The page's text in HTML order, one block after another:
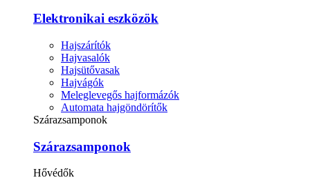
Elektronikai eszközök
Hajszárítók
Hajvasalók
Hajsütővasak
Hajvágók
Meleglevegős hajformázók
Automata hajgöndörítők
Szárazsamponok
Szárazsamponok
Hővédők